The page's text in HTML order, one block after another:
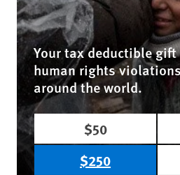
Your tax deductible
human rights
around the world.
$50
$250